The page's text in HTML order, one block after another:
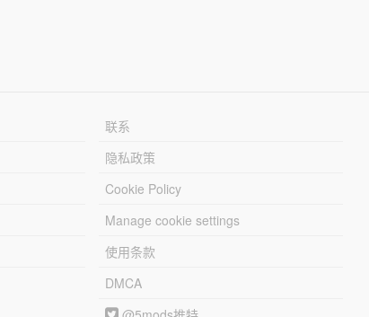
联系
隐私政策
Cookie Policy
Manage cookie settings
使用条款
DMCA